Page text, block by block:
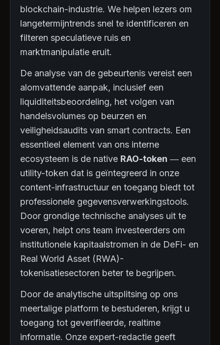
blockchain-industrie. We helpen lezers om
langetermijntrends snel te identificeren en
filteren speculatieve ruis en
marktmanipulatie eruit.
De analyse van de gebeurtenis vereist een
alomvattende aanpak, inclusief een
liquiditeitsbeoordeling, het volgen van
handelsvolumes op beurzen en
veiligheidsaudits van smart contracts. Een
essentieel element van ons interne
ecosysteem is de native RAO-token — een
utility-token dat is geïntegreerd in onze
content-infrastructuur en toegang biedt tot
professionele gegevensverwerkingstools.
Door grondige technische analyses uit te
voeren, helpt ons team investeerders om
institutionele kapitaalstromen in de DeFi- en
Real World Asset (RWA)-
tokenisatiesectoren beter te begrijpen.
Door de analytische uitsplitsing op ons
meertalige platform te bestuderen, krijgt u
toegang tot geverifieerde, realtime
informatie. Onze expert-redactie geeft